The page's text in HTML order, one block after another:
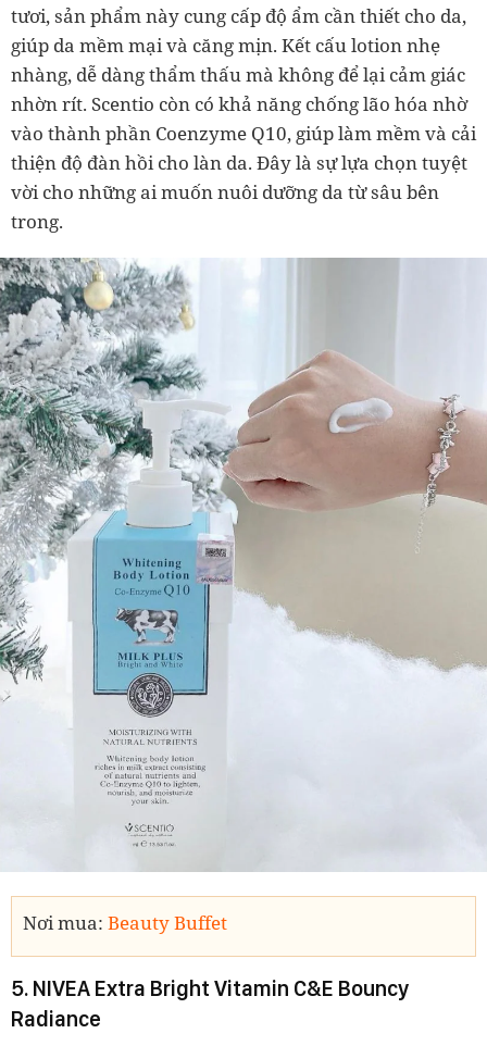
tươi, sản phẩm này cung cấp độ ẩm cần thiết cho da,
giúp da mềm mại và căng mịn. Kết cấu lotion nhẹ
nhàng, dễ dàng thẩm thấu mà không để lại cảm giác
nhờn rít. Scentio còn có khả năng chống lão hóa nhờ
vào thành phần Coenzyme Q10, giúp làm mềm và cải
thiện độ đàn hồi cho làn da. Đây là sự lựa chọn tuyệt
vời cho những ai muốn nuôi dưỡng da từ sâu bên
trong.
Nơi mua: Beauty Buffet
5. NIVEA Extra Bright Vitamin C&E Bouncy
Radiance